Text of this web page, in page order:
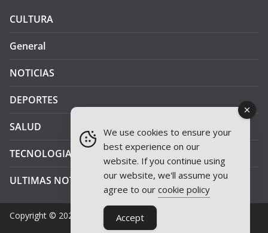
CULTURA
General
NOTICIAS
DEPORTES
SALUD
TECNOLOGIA
ULTIMAS NOTICIAS
Copyright © 2026 JAEN PLUS RADIO
We use cookies to ensure your
best experience on our
website. If you continue using
our website, we'll assume you
agree to our cookie policy
Accept